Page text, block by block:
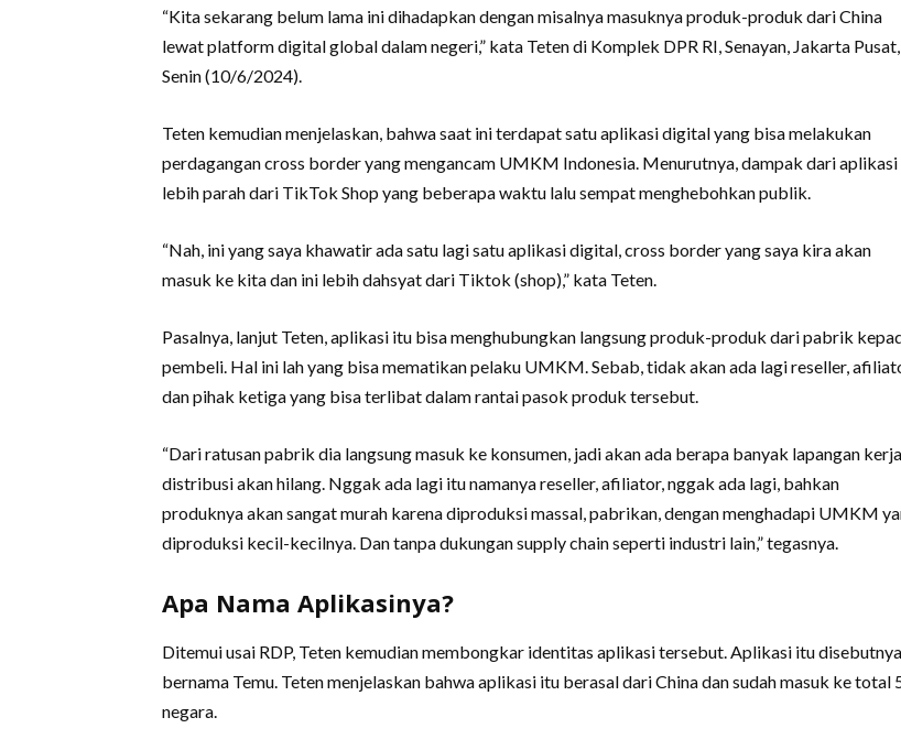
“Kita sekarang belum lama ini dihadapkan dengan misalnya masuknya produk-produk dari China
lewat platform digital global dalam negeri,” kata Teten di Komplek DPR RI, Senayan, Jakarta Pusat,
Senin (10/6/2024).
Teten kemudian menjelaskan, bahwa saat ini terdapat satu aplikasi digital yang bisa melakukan
perdagangan cross border yang mengancam UMKM Indonesia. Menurutnya, dampak dari aplikasi
lebih parah dari TikTok Shop yang beberapa waktu lalu sempat menghebohkan publik.
“Nah, ini yang saya khawatir ada satu lagi satu aplikasi digital, cross border yang saya kira akan
masuk ke kita dan ini lebih dahsyat dari Tiktok (shop),” kata Teten.
Pasalnya, lanjut Teten, aplikasi itu bisa menghubungkan langsung produk-produk dari pabrik
pembeli. Hal ini lah yang bisa mematikan pelaku UMKM. Sebab, tidak akan ada lagi reseller,
dan pihak ketiga yang bisa terlibat dalam rantai pasok produk tersebut.
“Dari ratusan pabrik dia langsung masuk ke konsumen, jadi akan ada berapa banyak lapangan
distribusi akan hilang. Nggak ada lagi itu namanya reseller, afiliator, nggak ada lagi, bahkan
produknya akan sangat murah karena diproduksi massal, pabrikan, dengan menghadapi UMKM
diproduksi kecil-kecilnya. Dan tanpa dukungan supply chain seperti industri lain,” tegasnya.
Apa Nama Aplikasinya?
Ditemui usai RDP, Teten kemudian membongkar identitas aplikasi tersebut. Aplikasi itu disebutnya
bernama Temu. Teten menjelaskan bahwa aplikasi itu berasal dari China dan sudah masuk ke total
negara.